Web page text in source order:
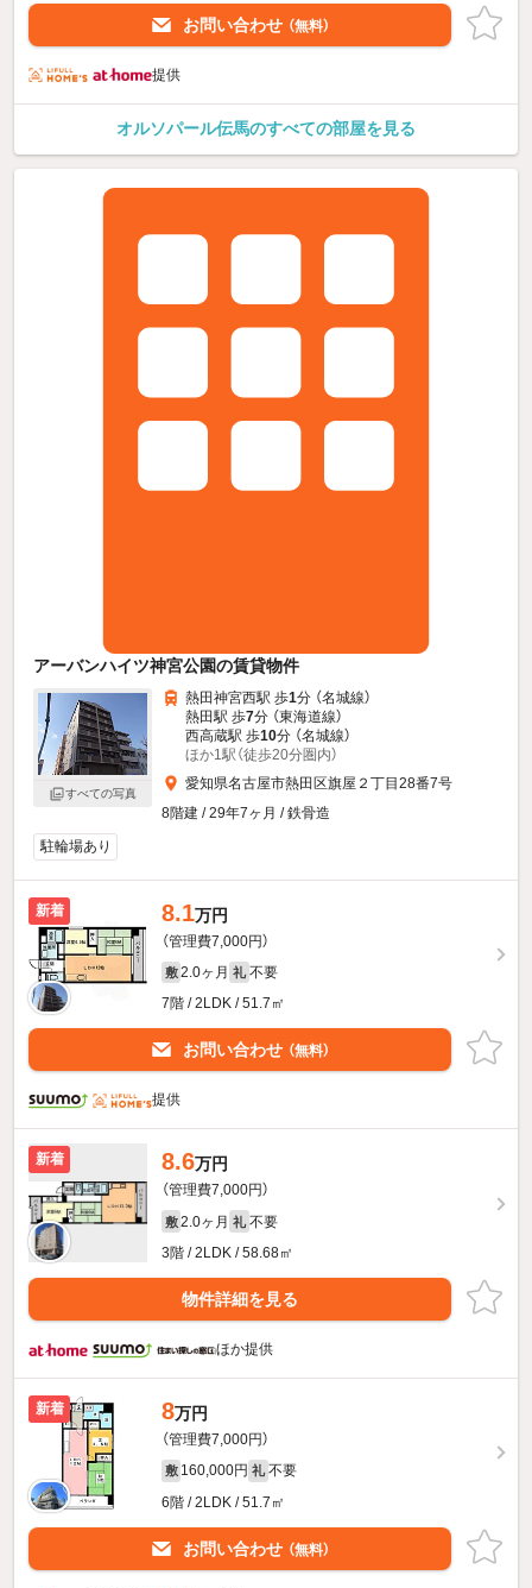
お問い合わせ （無料）
提供
オルソパール伝馬のすべての部屋を見る
アーバンハイツ神宮公園の賃貸物件
すべての写真
熱田神宮西駅 歩1分 （名城線）
熱田駅 歩7分 （東海道線）
西高蔵駅 歩10分 （名城線）
ほか1駅（徒歩20分圏内）
愛知県名古屋市熱田区旗屋２丁目28番7号
8階建 / 29年7ヶ月 / 鉄骨造
駐輪場あり
新着 8.1万円
（管理費7,000円）
敷 2.0ヶ月 礼 不要
7階 / 2LDK / 51.7㎡
お問い合わせ （無料）
提供
新着 8.6万円
（管理費7,000円）
敷 2.0ヶ月 礼 不要
3階 / 2LDK / 58.68㎡
物件詳細を見る
ほか提供
新着 8万円
（管理費7,000円）
敷 160,000円 礼 不要
6階 / 2LDK / 51.7㎡
お問い合わせ （無料）